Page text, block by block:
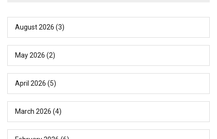
August 2026 (3)
May 2026 (2)
April 2026 (5)
March 2026 (4)